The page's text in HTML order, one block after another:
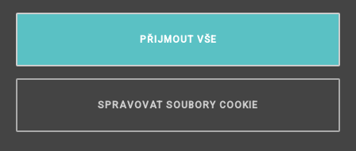
Myslíková 245/3, 110 00 Praha 1
PŘIJMOUT VŠE
SPRAVOVAT SOUBORY COOKIE